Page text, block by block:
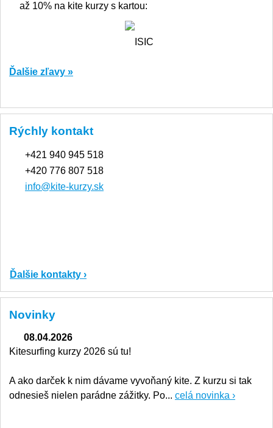
až 10% na kite kurzy s kartou:
Ďalšie zľavy »
Rýchly kontakt
+421 940 945 518
+420 776 807 518
info@kite-kurzy.sk
Ďalšie kontakty ›
Novinky
08.04.2026
Kitesurfing kurzy 2026 sú tu!
A ako darček k nim dávame vyvoňaný kite. Z kurzu si tak
odnesieš nielen parádne zážitky. Po... celá novinka ›